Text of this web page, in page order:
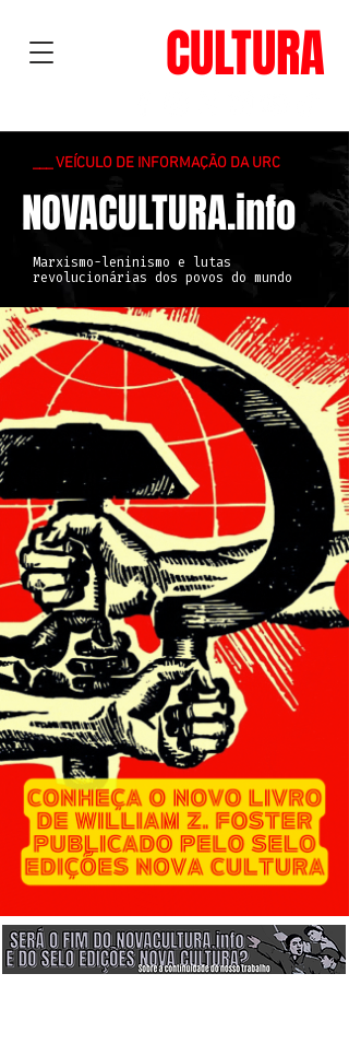
CULTURA
___ VEÍCULO DE INFORMAÇÃO DA URC
NOVACULTURA.info
Marxismo-leninismo e lutas
revolucionárias dos povos do mundo